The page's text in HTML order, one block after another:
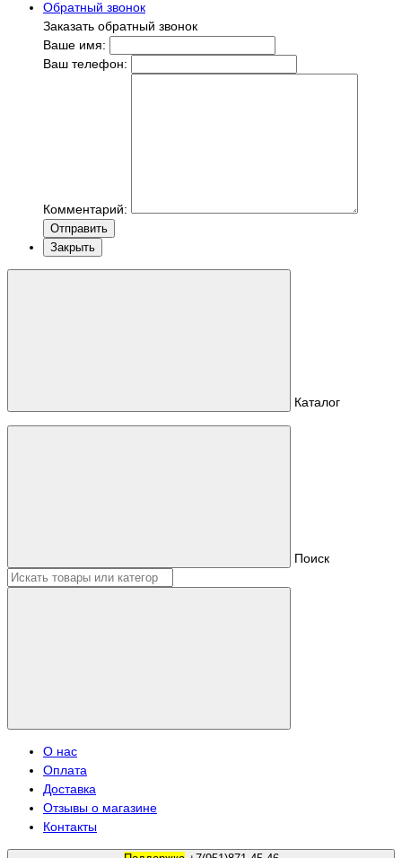
Обратный звонок
Заказать обратный звонок
Ваше имя:
Ваш телефон:
Комментарий:
Отправить
Закрыть
Каталог
Поиск
О нас
Оплата
Доставка
Отзывы о магазине
Контакты